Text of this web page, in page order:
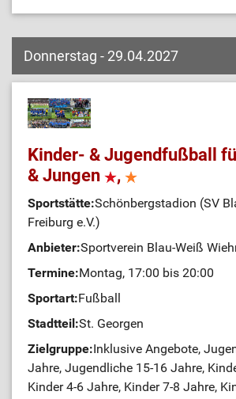
Donnerstag - 29.04.2027
Kinder- & Jugendfußball
& Jungen
,
Sportstätte:Schönbergstadion (SV
Freiburg e.V.)
Anbieter:Sportverein Blau-Weiß
Termine:Montag, 17:00 bis 20:00
Sportart:Fußball
Stadtteil:St. Georgen
Zielgruppe:Inklusive Angebote,
Jahre, Jugendliche 15-16 Jahre,
Kinder 4-6 Jahre, Kinder 7-8 Jahre,